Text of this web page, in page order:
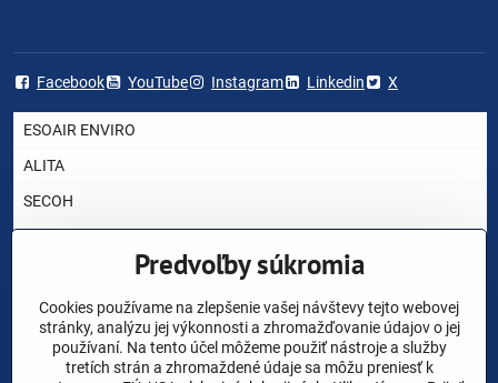
Facebook YouTube Instagram Linkedin X
ESOAIR ENVIRO
ALITA
SECOH
YASUNAGA RIETSCHLE THOMAS
NITTO KOHKI
CHARLES AUSTEN
Predvoľby súkromia
Cookies používame na zlepšenie vašej návštevy tejto webovej
stránky, analýzu jej výkonnosti a zhromažďovanie údajov o jej
používaní. Na tento účel môžeme použiť nástroje a služby
tretích strán a zhromaždené údaje sa môžu preniesť k